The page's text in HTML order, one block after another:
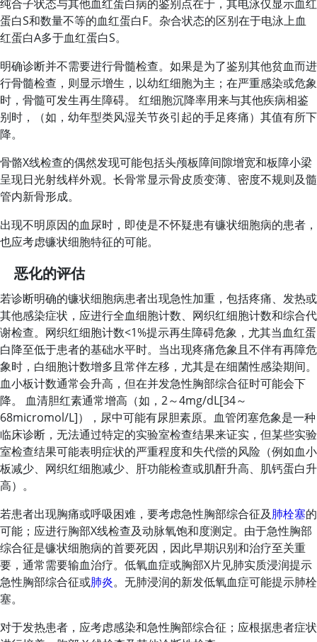
纯合子状态与其他血红蛋白病的鉴别点在于，其电泳仅显示血红
蛋白S和数量不等的血红蛋白F。杂合状态的区别在于电泳上血
红蛋白A多于血红蛋白S。
明确诊断并不需要进行骨髓检查。如果是为了鉴别其他贫血而进
行骨髓检查，则显示增生，以幼红细胞为主；在严重感染或危象
时，骨髓可发生再生障碍。 红细胞沉降率用来与其他疾病相鉴
别时，（如，幼年型类风湿关节炎引起的手足疼痛）其值有所下
降。
骨骼X线检查的偶然发现可能包括头颅板障间隙增宽和板障小梁
呈现日光射线样外观。长骨常显示骨皮质变薄、密度不规则及髓
管内新骨形成。
出现不明原因的血尿时，即使是不怀疑患有镰状细胞病的患者，
也应考虑镰状细胞特征的可能。
恶化的评估
若诊断明确的镰状细胞病患者出现急性加重，包括疼痛、发热或
其他感染症状，应进行全血细胞计数、网织红细胞计数和综合代
谢检查。网织红细胞计数<1%提示再生障碍危象，尤其当血红蛋
白降至低于患者的基础水平时。当出现疼痛危象且不伴有再障危
象时，白细胞计数增多且常伴左移，尤其是在细菌性感染期间。
血小板计数通常会升高，但在并发急性胸部综合征时可能会下
降。 血清胆红素通常增高（如，2～4mg/dL[34～
68micromol/L]），尿中可能有尿胆素原。血管闭塞危象是一种
临床诊断，无法通过特定的实验室检查结果来证实，但某些实验
室检查结果可能表明症状的严重程度和失代偿的风险（例如血小
板减少、网织红细胞减少、肝功能检查或肌酐升高、肌钙蛋白升
高）。
若患者出现胸痛或呼吸困难，要考虑急性胸部综合征及肺栓塞的
可能；应进行胸部X线检查及动脉氧饱和度测定。由于急性胸部
综合征是镰状细胞病的首要死因，因此早期识别和治疗至关重
要，通常需要输血治疗。低氧血症或胸部X片见肺实质浸润提示
急性胸部综合征或肺炎。无肺浸润的新发低氧血症可能提示肺栓
塞。
对于发热患者，应考虑感染和急性胸部综合征；应根据患者症状